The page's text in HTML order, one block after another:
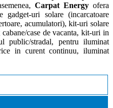
Carpat Energyofera
uri solare (incarcatoare
acumulatori), kit-uri solare
case de vacanta, kit-uri in
public/stradal, pentru iluminat
in curent continuu, iluminat